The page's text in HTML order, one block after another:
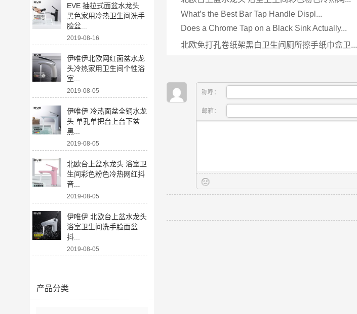
What’s the Best Bar Tap Handle Displ...
Does a Chrome Tap on a Black Sink Actually...
北欧免打孔卷纸架黑白卫生间厕所擦手纸巾盒卫...
称呼：
邮箱：
EVE 抽拉式面盆水龙头
黑色家用冷热卫生间洗手
脸盆...
2019-08-16
伊唯伊北欧网红面盆水龙
头冷热家用卫生间个性浴
室...
2019-08-05
伊唯伊 冷热面盆全铜水龙
头 单孔单把台上台下盆
黑...
2019-08-05
北欧台上盆水龙头 浴室卫
生间彩色粉色冷热网红抖
音...
2019-08-05
伊唯伊 北欧台上盆水龙头
浴室卫生间洗手脸面盆
抖...
2019-08-05
产品分类